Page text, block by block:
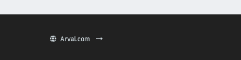
Arval.com